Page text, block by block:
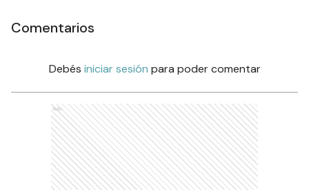
Comentarios
Debés iniciar sesión para poder comentar
Ads